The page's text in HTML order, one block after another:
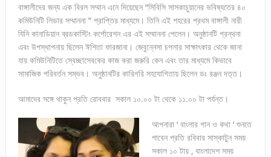
বাঙ্গালীদের জন্য এক বিরল সম্মান এনে দিয়েছেন “সিবিসি সাসকাচুয়ানের ভবিষ্যতের ৪০
কমিউনিটি লিডার সম্মাননা ” প্রাপ্তির মাধ্যমে। তিনি এই শহরের প্রথম বাঙ্গালী নারী
যিনি কানাডিয়ান ব্রডকাস্টিং কর্পোরেশন এর এই সম্মাননা পেলেন। অনুষ্ঠানটি গ্রন্থনা
এবং উপস্থাপনায় ছিলেন ঈশিতা ফারজানা। জেবুন্নেসা চপলার সাক্ষাৎকার থেকে জানা
যায় কমিউনিটিতে স্বেচ্ছাসেবকের কাজ করা জরুরি কেন এবং তার মাধ্যমে কিভাবে
সামাজিক পরিবর্তন সম্ভব। অনুষ্ঠানটির কারিগরি সহযোগিতায় ছিলেন ডঃ রঞ্জন দত্ত।
আমাদের সঙ্গে থাকুন প্রতি রোববার সকাল ১০.০০ টা থেকে ১১.০০ টা পর্যন্ত।
আপনারা ‘ বাংলার গান ও কথা ‘ শুনতে
পাবেন প্রতি রবিবার সাস্কাটুন সময়
সকাল ১০ টায় , বাংলাদেশ সময়